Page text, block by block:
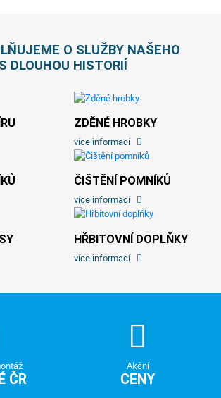
O SLUŽBY NAŠEHO
DLOUHOU HISTORIÍ
ZDĚNÉ HROBKY
více informací
ČIŠTĚNÍ POMNÍKŮ
více informací
HŘBITOVNÍ DOPLŇKY
více informací
ČR
Akční
CENY